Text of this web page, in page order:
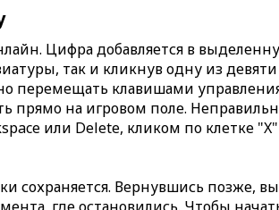
Цифра добавляется в
так и кликнув одну из
перемещать клавишами
прямо на игровом поле.
или Delete, кликом по клетке
сохраняется. Вернувшись позже,